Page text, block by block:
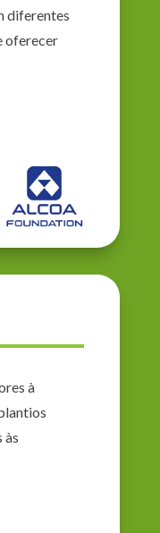
diferentes
oferecer
à
às